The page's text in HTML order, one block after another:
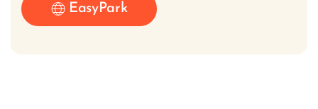
EasyPark